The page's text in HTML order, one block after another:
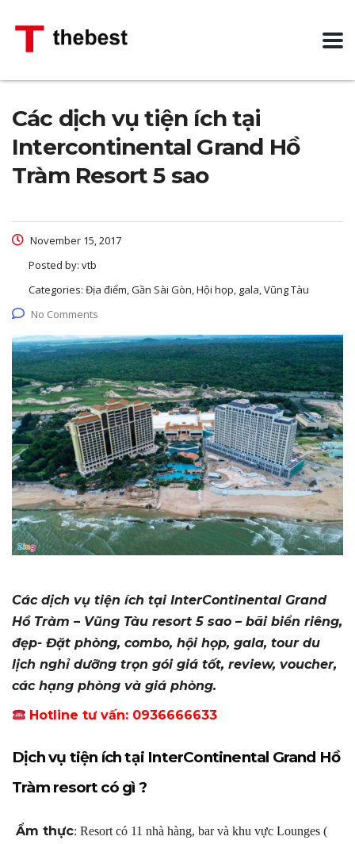
Các dịch vụ tiện ích tại
Intercontinental Grand Hồ
Tràm Resort 5 sao
November 15, 2017
Posted by: vtb
Categories: Địa điểm, Gần Sài Gòn, Hội họp, gala, Vũng Tàu
No Comments
Các dịch vụ tiện ích tại InterContinental Grand
Hồ Tràm – Vũng Tàu resort 5 sao – bãi biển riêng,
đẹp- Đặt phòng, combo, hội họp, gala, tour du
lịch nghỉ dưỡng trọn gói giá tốt, review, voucher,
các hạng phòng và giá phòng.
Hotline tư vấn: 0936666633
Dịch vụ tiện ích tại InterContinental Grand Hồ
Tràm resort có gì ?
Ẩm thực: Resort có 11 nhà hàng, bar và khu vực Lounges (